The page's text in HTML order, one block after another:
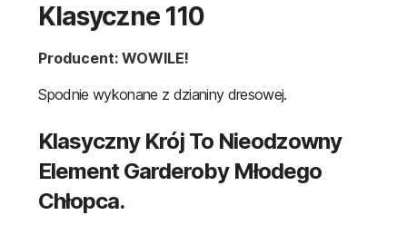
Klasyczne 110
Producent: WOWILE!
Spodnie wykonane z dzianiny dresowej.
Klasyczny Krój To Nieodzowny
Element Garderoby Młodego
Chłopca.